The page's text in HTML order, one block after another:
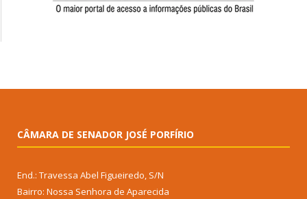
CÂMARA DE SENADOR JOSÉ PORFÍRIO
End.: Travessa Abel Figueiredo, S/N
Bairro: Nossa Senhora de Aparecida